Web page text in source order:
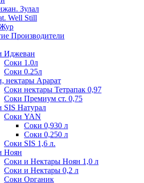
Зулал
Well Still
Производители
Иджеван
Соки 1.0л
Соки 0.25л
нектары Арарат
Соки нектары Тетрапак 0,97
Соки Премиум ст. 0,75
SIS Натурал
Соки YAN
Соки 0,930 л
Соки 0,250 л
Соки SIS 1,6 л.
Ноян
Соки и Нектары Ноян 1,0 л
Соки и Нектары 0,2 л
Соки Органик